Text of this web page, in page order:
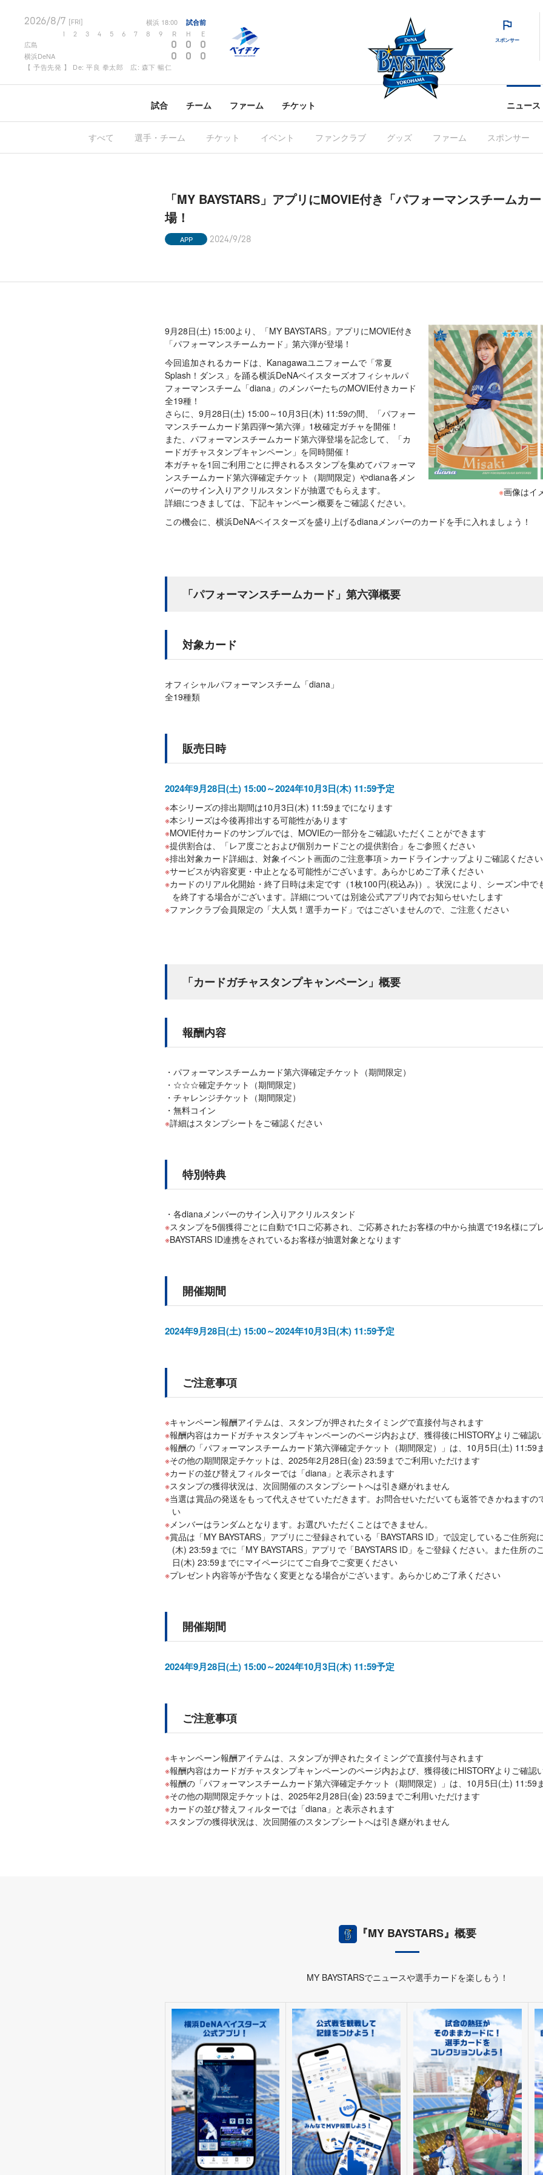
2026/8/7 [FRI] 横浜 18:00 試合前
2 3 4 5 6 7 8 9 R H E
広島 0 0 0
横浜DeNA 0 0 0
【 予告先発 】 De: 平良 拳太郎 広: 森下 暢仁
スポンサー
試合 チーム ファーム チケット ニュース
すべて 選手・チーム チケット イベント ファンクラブ グッズ ファーム スポンサー
「MY BAYSTARS」アプリにMOVIE付き「パフォーマンスチームカ
場！
APP 2024/9/28
※画像はイ
9月28日(土) 15:00より、「MY BAYSTARS」アプリにMOVIE付き
「パフォーマンスチームカード」第六弾が登場！
今回追加されるカードは、Kanagawaユニフォームで「常夏
Splash！ダンス」を踊る横浜DeNAベイスターズオフィシャルパ
フォーマンスチーム「diana」のメンバーたちのMOVIE付きカード
全19種！
さらに、9月28日(土) 15:00～10月3日(木) 11:59の間、「パフォー
マンスチームカード第四弾〜第六弾」1枚確定ガチャを開催！
また、パフォーマンスチームカード第六弾登場を記念して、「カ
ードガチャスタンプキャンペーン」を同時開催！
本ガチャを1回ご利用ごとに押されるスタンプを集めてパフォーマ
ンスチームカード第六弾確定チケット（期間限定）やdiana各メン
バーのサイン入りアクリルスタンドが抽選でもらえます。
詳細につきましては、下記キャンペーン概要をご確認ください。
この機会に、横浜DeNAベイスターズを盛り上げるdianaメンバーのカードを手に入れましょう！
「パフォーマンスチームカード」第六弾概要
対象カード
オフィシャルパフォーマンスチーム「diana」
全19種類
販売日時
2024年9月28日(土) 15:00～2024年10月3日(木) 11:59予定
本シリーズの排出期間は10月3日(木) 11:59までになります
本シリーズは今後再排出する可能性があります
MOVIE付カードのサンプルでは、MOVIEの一部分をご確認いただくことができます
提供割合は、「レア度ごとおよび個別カードごとの提供割合」をご参照ください
排出対象カード詳細は、対象イベント画面のご注意事項＞カードラインナップよりご確認ください
サービスが内容変更・中止となる可能性がございます。あらかじめご了承ください
カードのリアル化開始・終了日時は未定です（1枚100円(税込み)）。状況により、シーズン中で
を終了する場合がございます。詳細については別途公式アプリ内でお知らせいたします
ファンクラブ会員限定の「大人気！選手カード」ではございませんので、ご注意ください
「カードガチャスタンプキャンペーン」概要
報酬内容
パフォーマンスチームカード第六弾確定チケット（期間限定）
☆☆☆確定チケット（期間限定）
チャレンジチケット（期間限定）
無料コイン
詳細はスタンプシートをご確認ください
特別特典
各dianaメンバーのサイン入りアクリルスタンド
スタンプを5個獲得ごとに自動で1口ご応募され、ご応募されたお客様の中から抽選で19名様にプ
BAYSTARS ID連携をされているお客様が抽選対象となります
開催期間
2024年9月28日(土) 15:00～2024年10月3日(木) 11:59予定
ご注意事項
キャンペーン報酬アイテムは、スタンプが押されたタイミングで直接付与されます
報酬内容はカードガチャスタンプキャンペーンのページ内および、獲得後にHISTORYよりご確認
報酬の「パフォーマンスチームカード第六弾確定チケット（期間限定）」は、10月5日(土) 11:59
その他の期間限定チケットは、2025年2月28日(金) 23:59までご利用いただけます
カードの並び替えフィルターでは「diana」と表示されます
スタンプの獲得状況は、次回開催のスタンプシートへは引き継がれません
当選は賞品の発送をもって代えさせていただきます。お問合せいただいても返答できかねますの
い
メンバーはランダムとなります。お選びいただくことはできません。
賞品は「MY BAYSTARS」アプリにご登録されている「BAYSTARS ID」で設定しているご住所宛
(木) 23:59までに「MY BAYSTARS」アプリで「BAYSTARS ID」をご登録ください。また住所の
日(木) 23:59までにマイページにてご自身でご変更ください
プレゼント内容等が予告なく変更となる場合がございます。あらかじめご了承ください
開催期間
2024年9月28日(土) 15:00～2024年10月3日(木) 11:59予定
ご注意事項
キャンペーン報酬アイテムは、スタンプが押されたタイミングで直接付与されます
報酬内容はカードガチャスタンプキャンペーンのページ内および、獲得後にHISTORYよりご確認
報酬の「パフォーマンスチームカード第六弾確定チケット（期間限定）」は、10月5日(土) 11:59
その他の期間限定チケットは、2025年2月28日(金) 23:59までご利用いただけます
カードの並び替えフィルターでは「diana」と表示されます
スタンプの獲得状況は、次回開催のスタンプシートへは引き継がれません
『MY BAYSTARS』概要
MY BAYSTARSでニュースや選手カードを楽しもう！